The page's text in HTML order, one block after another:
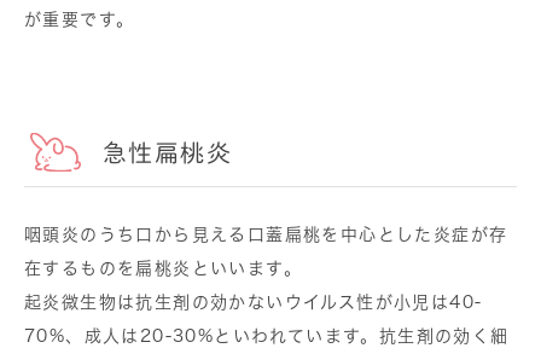
が重要です。
急性扁桃炎
咽頭炎のうち口から見える口蓋扁桃を中心とした炎症が存
在するものを扁桃炎といいます。
起炎微生物は抗生剤の効かないウイルス性が小児は40-
70%、成人は20-30%といわれています。抗生剤の効く細